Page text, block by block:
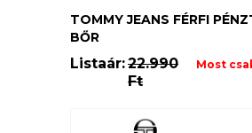
TOMMY JEANS FÉRFI
BŐR
Listaár:22.990
Ft
Most